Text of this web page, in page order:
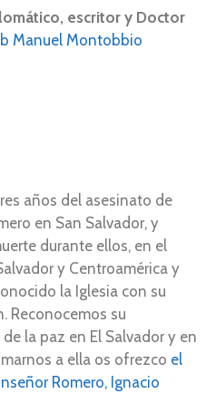
escritor y Doctor
Manuel Montobbio
años del asesinato de
en San Salvador, y
durante ellos, en el
y Centroamérica y
la Iglesia con su
Reconocemos su
la paz en El Salvador y en
a ella os ofrezco el
Romero, Ignacio